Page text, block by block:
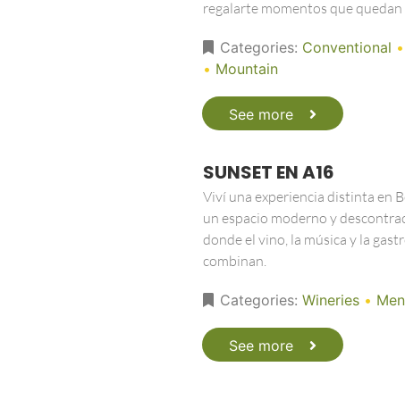
regalarte momentos que quedan
Categories: Conventional •
• Mountain
See more
SUNSET EN A16
Viví una experiencia distinta en
un espacio moderno y
donde el vino, la música y la
combinan.
Categories: Wineries•
See more